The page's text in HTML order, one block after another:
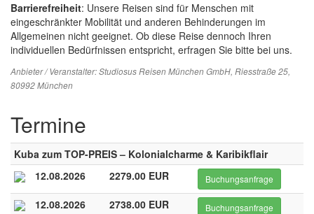
Barrierefreiheit: Unsere Reisen sind für Menschen mit
eingeschränkter Mobilität und anderen Behinderungen im
Allgemeinen nicht geeignet. Ob diese Reise dennoch Ihren
individuellen Bedürfnissen entspricht, erfragen Sie bitte bei uns.
Anbieter / Veranstalter:Studiosus Reisen München GmbH, Riesstraße 25,
80992 München
Termine
Kuba zum TOP-PREIS – Kolonialcharme & Karibikflair
12.08.2026
2279.00 EUR Buchungsanfrage
12.08.2026 2738.00 EUR Buchungsanfrage